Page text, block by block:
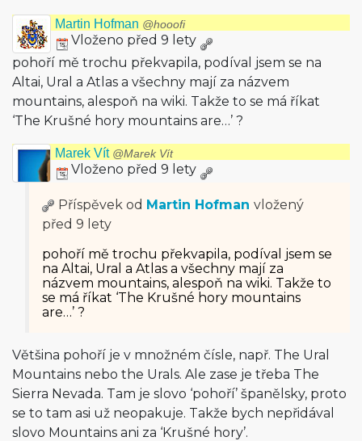
Martin Hofman @hooofi
Vloženo před 9 lety
pohoří mě trochu překvapila, podíval jsem se na
Altai, Ural a Atlas a všechny mají za názvem
mountains, alespoň na wiki. Takže to se má říkat
‘The Krušné hory mountains are…’ ?
Marek Vít @Marek Vít
Vloženo před 9 lety
Příspěvek od Martin Hofman vložený
před 9 lety
pohoří mě trochu překvapila, podíval jsem se
na Altai, Ural a Atlas a všechny mají za
názvem mountains, alespoň na wiki. Takže to
se má říkat ‘The Krušné hory mountains
are…’ ?
Většina pohoří je v množném čísle, např. The Ural
Mountains nebo the Urals. Ale zase je třeba The
Sierra Nevada. Tam je slovo ‘pohoří’ španělsky, proto
se to tam asi už neopakuje. Takže bych nepřidával
slovo Mountains ani za ‘Krušné hory’.